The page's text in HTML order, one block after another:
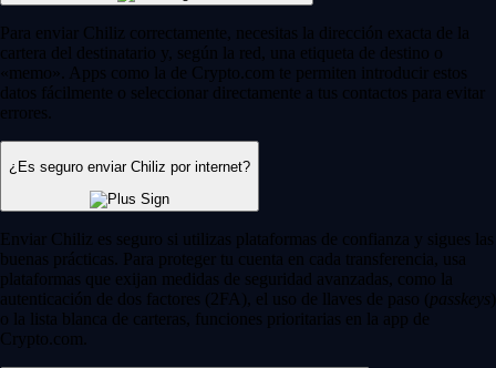
Para enviar Chiliz correctamente, necesitas la dirección exacta de la
cartera del destinatario y, según la red, una etiqueta de destino o
«memo». Apps como la de Crypto.com te permiten introducir estos
datos fácilmente o seleccionar directamente a tus contactos para evitar
errores.
¿Es seguro enviar Chiliz por internet?
Enviar Chiliz es seguro si utilizas plataformas de confianza y sigues las
buenas prácticas. Para proteger tu cuenta en cada transferencia, usa
plataformas que exijan medidas de seguridad avanzadas, como la
autenticación de dos factores (2FA), el uso de llaves de paso (passkeys )
o la lista blanca de carteras, funciones prioritarias en la app de
Crypto.com.